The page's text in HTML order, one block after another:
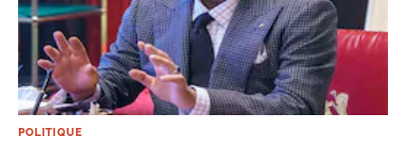
POLITIQUE